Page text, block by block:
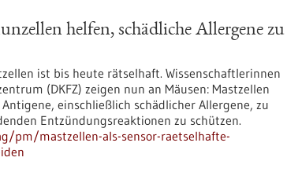
helfen, schädliche Allergene zu
ist bis heute rätselhaft. Wissenschaftlerinnen
(DKFZ) zeigen nun an Mäusen: Mastzellen
einschließlich schädlicher Allergene, zu
Entzündungsreaktionen zu schützen.
pm/mastzellen-als-sensor-raetselhafte-